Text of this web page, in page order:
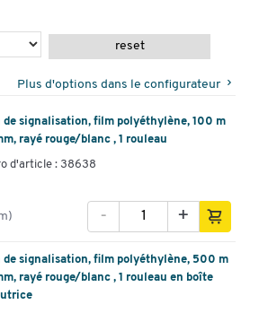
reset
Plus d'options dans le configurateur
de signalisation, film polyéthylène, 100 m
rayé rouge/blanc , 1 rouleau
d'article : 38638
+
-
de signalisation, film polyéthylène, 500 m
rayé rouge/blanc , 1 rouleau en boîte